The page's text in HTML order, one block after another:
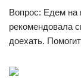
Вопрос: Едем на
рекомендовала
доехать.